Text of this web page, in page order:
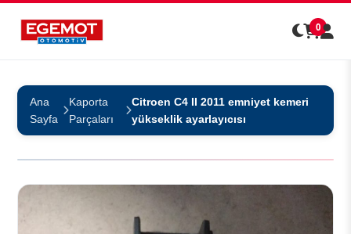
0
Ana
Sayfa
Kaporta
Parçaları
Citroen C4 II 2011 emniyet kemeri
yükseklik ayarlayıcısı